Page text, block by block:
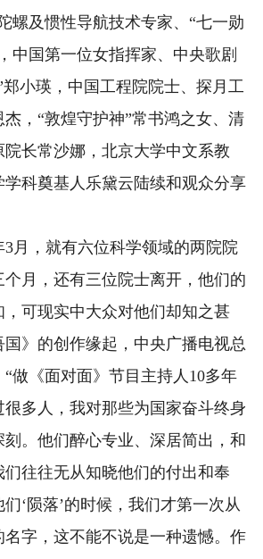
螺及惯性导航技术专家、“七一勋
中国第一位女指挥家、中央歌剧
郑小瑛，中国工程院院士、探月工
，“敦煌守护神”常书鸿之女、清
长常沙娜，北京大学中文系教
科奠基人乐黛云陆续和观众分享
3月，就有六位科学领域的两院院
月，还有三位院士离开，他们的
可现实中大众对他们却知之甚
》的创作缘起，中央广播电视总
做《面对面》节目主持人10多年
多人，我对那些为国家奋斗终身
。他们醉心专业、深居简出，和
往往无从知晓他们的付出和奉
‘陨落’的时候，我们才第一次从
名字，这不能不说是一种遗憾。作